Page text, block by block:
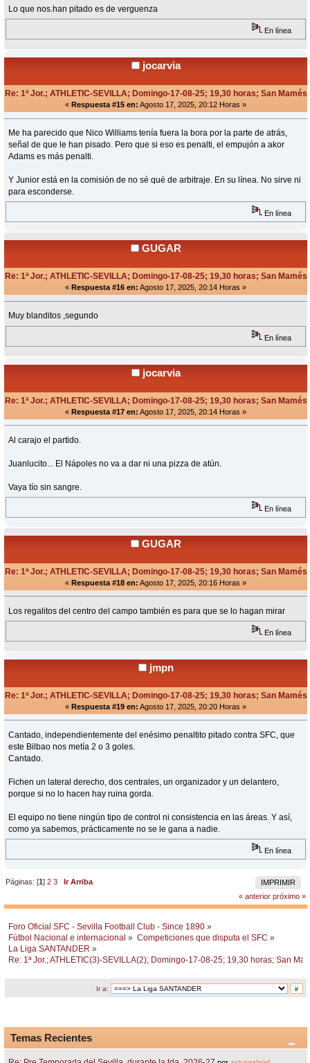
Lo que nos.han pitado es de verguenza
En línea
jocarvia
Re: 1ª Jor.; ATHLETIC-SEVILLA; Domingo-17-08-25; 19,30 horas; San Mamés
« Respuesta #15 en: Agosto 17, 2025, 20:12 Horas »
Me ha parecido que Nico Williams tenía fuera la bora por la parte de atrás,
señal de que le han pisado. Pero que si eso es penalti, el empujón a akor
Adams es más penalti.
Y Junior está en la comisión de no sé qué de arbitraje. En su línea. No sirve ni
para esconderse.
En línea
GUGAR
Re: 1ª Jor.; ATHLETIC-SEVILLA; Domingo-17-08-25; 19,30 horas; San Mamés
« Respuesta #16 en: Agosto 17, 2025, 20:14 Horas »
Muy blanditos ,segundo
En línea
jocarvia
Re: 1ª Jor.; ATHLETIC-SEVILLA; Domingo-17-08-25; 19,30 horas; San Mamés
« Respuesta #17 en: Agosto 17, 2025, 20:14 Horas »
Al carajo el partido.
Juanlucito... El Nápoles no va a dar ni una pizza de atún.
Vaya tío sin sangre.
En línea
GUGAR
Re: 1ª Jor.; ATHLETIC-SEVILLA; Domingo-17-08-25; 19,30 horas; San Mamés
« Respuesta #18 en: Agosto 17, 2025, 20:16 Horas »
Los regalitos del centro del campo también es para que se lo hagan mirar
En línea
jmpn
Re: 1ª Jor.; ATHLETIC-SEVILLA; Domingo-17-08-25; 19,30 horas; San Mamés
« Respuesta #19 en: Agosto 17, 2025, 20:20 Horas »
Cantado, independientemente del enésimo penaltito pitado contra SFC, que
este Bilbao nos metía 2 o 3 goles.
Cantado.
Fichen un lateral derecho, dos centrales, un organizador y un delantero,
porque si no lo hacen hay ruina gorda.
El equipo no tiene ningún tipo de control ni consistencia en las áreas. Y así,
como ya sabemos, prácticamente no se le gana a nadie.
En línea
IMPRIMIR
Páginas: [1]2 3
Ir Arriba
« anterior próximo »
Foro Oficial SFC - Sevilla Football Club - Since 1890 »
Fútbol Nacional e internacional » Competiciones que disputa el SFC »
La Liga SANTANDER »
Re: 1ª Jor.; ATHLETIC(3)-SEVILLA(2); Domingo-17-08-25; 19,30 horas; San
Ir a:
Temas Recientes